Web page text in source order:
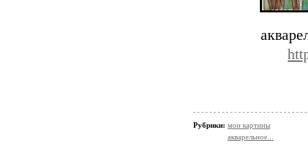
Рубрики: мои картины
акварельное...